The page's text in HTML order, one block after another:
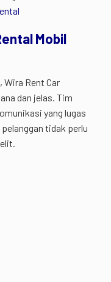
Mobil
Wira Rent Car
dan jelas. Tim
yang lugas
tidak perlu